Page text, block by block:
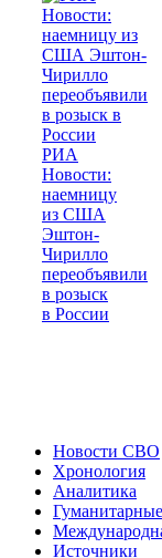
РИА
Новости:
наемницу
из США
Эштон-
Чирилло
переобъявили
в розыск
в России
Новости СВО
Хронология
Аналитика
Источники